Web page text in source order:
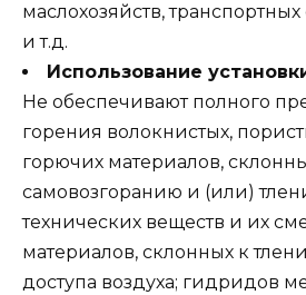
маслохозяйств, транспортных
и т.д.
Использование
Не обеспечивают полного
горения волокнистых,
горючих материалов,
самовозгоранию и (или)
технических веществ и их
материалов, склонных к
доступа воздуха; гидридов